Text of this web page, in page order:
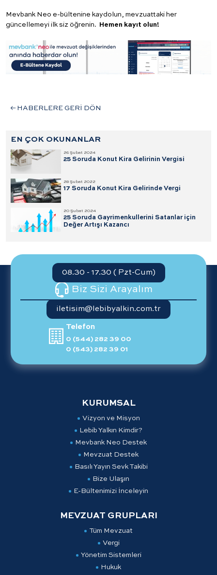
Mevbank Neo e-bültenine kaydolun, mevzuattaki her
güncellemeyi ilk siz öğrenin.
Hemen kayıt olun!
HABERLERE GERİ DÖN
EN ÇOK OKUNANLAR
26 Şubat 2024
25 Soruda Konut Kira Gelirinin Vergisi
28 Şubat 2022
17 Soruda Konut Kira Gelirinde Vergi
20 Şubat 2024
25 Soruda Gayrimenkullerini Satanlar için
Değer Artışı Kazancı
08.30 - 17.30 ( Pzt-Cum)
Biz Sizi Arayalım
iletisim@lebibyalkin.com.tr
Telefon
0 (544) 282 39 00
0 (543) 282 39 01
KURUMSAL
Vizyon ve Misyon
Lebib Yalkın Kimdir?
Mevbank Neo Destek
Mevzuat Destek
Basılı Yayın Sevk Takibi
Bize Ulaşın
E-Bültenimizi İnceleyin
MEVZUAT GRUPLARI
Tüm Mevzuat
Vergi
Yönetim Sistemleri
Hukuk